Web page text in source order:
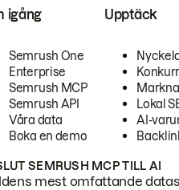
igång
Semrush One
Enterprise
Semrush MCP
Semrush API
Våra data
Boka en demo
Upptäck
Lokal
AI-
SEMRUSH MCP TILL AI
mest omfattande